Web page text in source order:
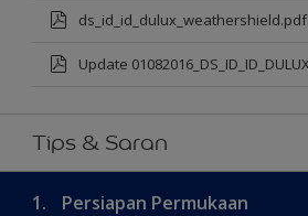
ds_id_id_dulux_weathershield.pdf
Tips & Saran
1. Persiapan Permukaan